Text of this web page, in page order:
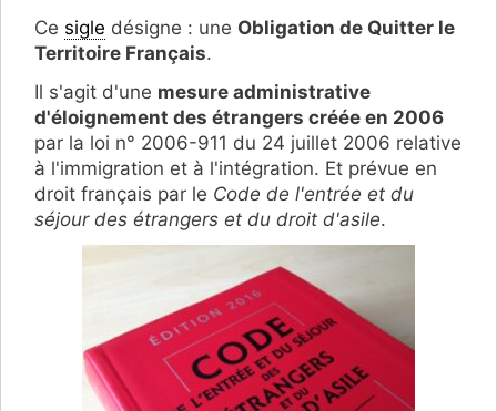
Ce sigle désigne : une Obligation de Quitter le
Territoire Français.
Il s'agit d'une mesure administrative
d'éloignement des étrangers créée en 2006
par la loi n° 2006-911 du 24 juillet 2006 relative
à l'immigration et à l'intégration. Et prévue en
droit français par le Code de l'entrée et du
séjour des étrangers et du droit d'asile.